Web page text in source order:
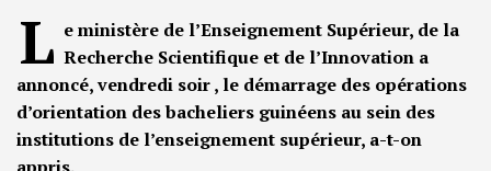
L e ministère de l’Enseignement Supérieur, de la
Recherche Scientifique et de l’Innovation a
annoncé, vendredi soir , le démarrage des opérations
d’orientation des bacheliers guinéens au sein des
institutions de l’enseignement supérieur, a-t-on